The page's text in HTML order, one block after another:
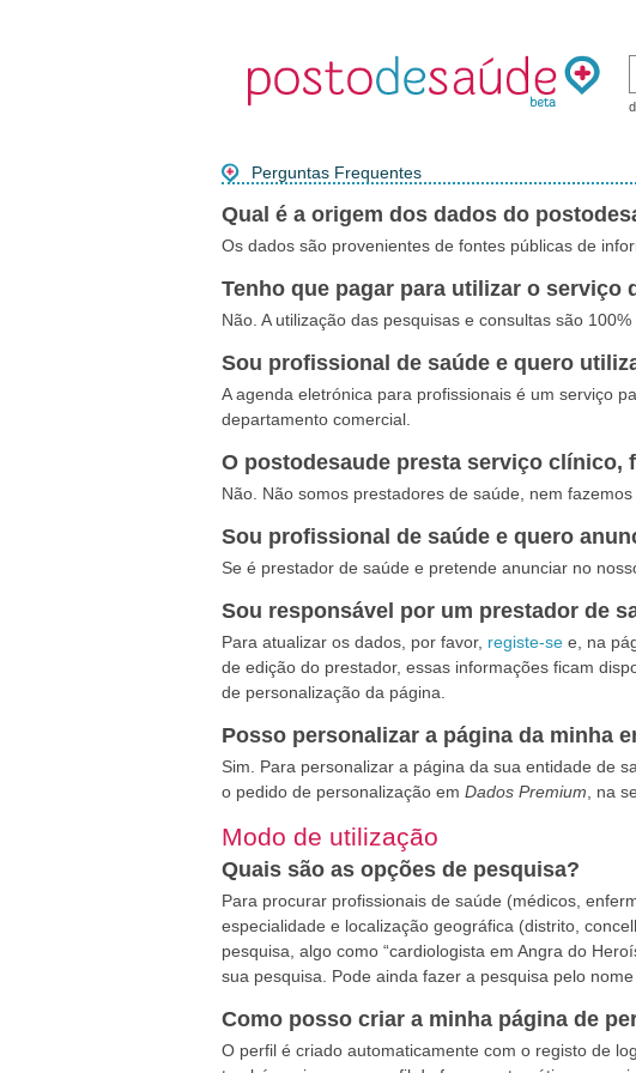
Perguntas Frequentes
Qual é a origem dos dados do
Os dados são provenientes de fontes públicas de
Tenho que pagar para utilizar o serviço
Não. A utilização das pesquisas e consultas são 100%
Sou profissional de saúde e quero
A agenda eletrónica para profissionais é um serviço
departamento comercial.
O postodesaude presta serviço clínico,
Não. Não somos prestadores de saúde, nem
Sou profissional de saúde e quero
Se é prestador de saúde e pretende anunciar no
Sou responsável por um prestador de
Para atualizar os dados, por favor, registe-see, na
de edição do prestador, essas informações ficam
de personalização da página.
Posso personalizar a página da minha
Sim. Para personalizar a página da sua entidade de
o pedido de personalização em Dados Premium , na
Modo de utilização
Quais são as opções de pesquisa?
Para procurar profissionais de saúde (médicos,
especialidade e localização geográfica (distrito,
pesquisa, algo como “cardiologista em Angra do
sua pesquisa. Pode ainda fazer a pesquisa pelo
Como posso criar a minha página de
O perfil é criado automaticamente com o registo de